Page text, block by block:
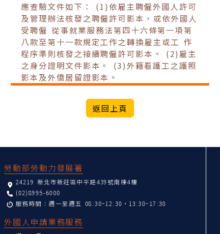
應查驗文件如下： (1)依雇主聘僱外國人許可
及管理辦法核發之聘僱許可影本，或依外國人
受聘僱 從事就業服務法第四十六條第一項第
八款至第十一款規定工作之轉換雇主或工 作
程序準則核發之接續聘僱許可影本。 (2)雇主
之身分證明文件影本。 (3)外籍看護工之護照
影本及外僑居留證影本。
勞動部勞動力發展署
24219 新北市新莊區中平路439號南棟4樓
(02)8995-6000
服務時間：週一至週五 08:30~12:30，13:30~17:30
外國人申請業務服務